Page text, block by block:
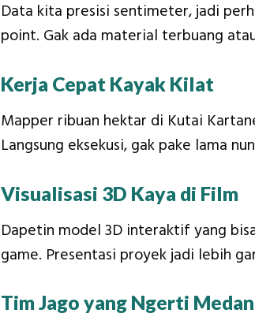
Data kita presisi sentimeter, jadi
point. Gak ada material terbuang
Kerja Cepat Kayak Kilat
Mapper ribuan hektar di Kutai
Langsung eksekusi, gak pake lama
Visualisasi 3D Kaya di Film
Dapetin model 3D interaktif yang
game. Presentasi proyek jadi lebih
Tim Jago yang Ngerti